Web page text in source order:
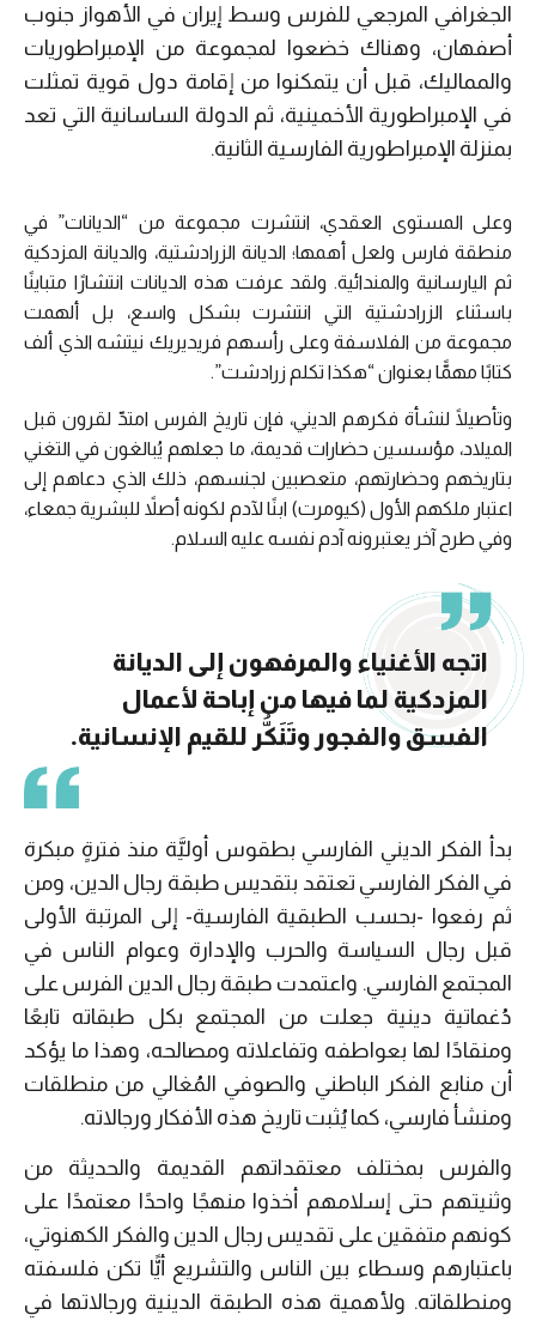
الجغرافي المرجعي للفرس وسط إيران في الأهواز جنوب
أصفهان، وهناك خضعوا لمجموعة من الإمبراطوريات
والمماليك، قبل أن يتمكنوا من إقامة دول قوية تمثلت
في الإمبراطورية الأخمينية، ثم الدولة الساسانية التي تعد
بمنزلة الإمبراطورية الفارسية الثانية.
وعلى المستوى العقدي، انتشرت مجموعة من “الديانات” في
منطقة فارس ولعل أهمها؛ الديانة الزرادشتية، والديانة المزدكية
ثم اليارسانية والمندائية. ولقد عرفت هذه الديانات انتشارًا متباينًا
باسثناء الزرادشتية التي انتشرت بشكل واسع، بل ألهمت
مجموعة من الفلاسفة وعلى رأسهم فريديريك نيتشه الذي ألف
كتابًا مهمًّا بعنوان “هكذا تكلم زرادشت”.
وتأصيلًا لنشأة فكرهم الديني، فإن تاريخ الفرس امتدّ لقرون قبل
الميلاد، مؤسسين حضارات قديمة، ما جعلهم يُبالغون في التغني
بتاريخهم وحضارتهم، متعصبين لجنسهم، ذلك الذي دعاهم إلى
اعتبار ملكهم الأول (كيومرت) ابنًا لآدم لكونه أصلاً للبشرية جمعاء،
وفي طرح آخر يعتبرونه آدم نفسه عليه السلام.
اتجه الأغنياء والمرفهون إلى الديانة
المزدكية لما فيها من إباحة لأعمال
الفسق والفجور وتَنَكُّر للقيم الإنسانية.
بدأ الفكر الديني الفارسي بطقوس أوليَّة منذ فترةٍ مبكرة
في الفكر الفارسي تعتقد بتقديس طبقة رجال الدين، ومن
ثم رفعوا -بحسب الطبقية الفارسية- إلى المرتبة الأولى
قبل رجال السياسة والحرب والإدارة وعوام الناس في
المجتمع الفارسي. واعتمدت طبقة رجال الدين الفرس على
دُغماتية دينية جعلت من المجتمع بكل طبقاته تابعًا
ومنقادًا لها بعواطفه وتفاعلاته ومصالحه، وهذا ما يؤكد
أن منابع الفكر الباطني والصوفي المُغالي من منطلقات
ومنشأ فارسي، كما يُثبت تاريخ هذه الأفكار ورجالاته.
والفرس بمختلف معتقداتهم القديمة والحديثة من
وثنيتهم حتى إسلامهم أخذوا منهجًا واحدًا معتمدًا على
كونهم متفقين على تقديس رجال الدين والفكر الكهنوتي،
باعتبارهم وسطاء بين الناس والتشريع أيًّا تكن فلسفته
ومنطلقاته. ولأهمية هذه الطبقة الدينية ورجالاتها في